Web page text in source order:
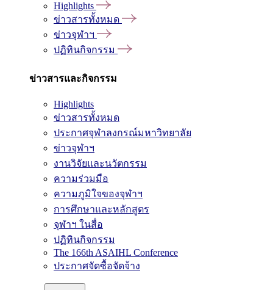
Highlights
ข่าวสารทั้งหมด
ข่าวจุฬาฯ
ปฏิทินกิจกรรม
ข่าวสารและกิจกรรม
Highlights
ข่าวสารทั้งหมด
ประกาศจุฬาลงกรณ์มหาวิทยาลัย
ข่าวจุฬาฯ
งานวิจัยและนวัตกรรม
ความร่วมมือ
ความภูมิใจของจุฬาฯ
การศึกษาและหลักสูตร
จุฬาฯ ในสื่อ
ปฏิทินกิจกรรม
The 166th ASAIHL Conference
ประกาศจัดซื้อจัดจ้าง